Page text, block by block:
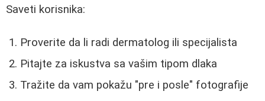
Saveti korisnika:
Proverite da li radi dermatolog ili specijalista
Pitajte za iskustva sa vašim tipom dlaka
Tražite da vam pokažu "pre i posle" fotografije